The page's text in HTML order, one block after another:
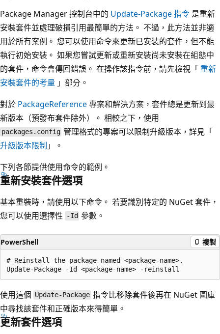
Package Manager 控制台中的 Update-Package 指令 是重新
安裝套件並處理破損引用最簡單的方法。 不過，此方法並非適
用於所有案例。 您可以使用命令來更新已安裝的套件，但不能
執行初始安裝。 如果您嘗試更新或重新安裝尚未安裝在組態中
的套件，命令會傳回錯誤。 在操作該指令前，請先檢視「 重新
安裝套件的考量 」部分。
對於 PackageReference專案和解決方案，套件總是更新到最
新版本（預發布套件除外）。 相較之下，使用
packages.config 管理格式的專案可以限制升級版本，詳見「
升級版本限制 」。
下列各節提供使用命令的範例。
重新安裝套件選項
基本重裝時，請使用以下命令。 若要識別特定的 NuGet 套件，
您可以使用選擇性
-Id 參數。
PowerShell 複製
# Reinstall the package named <package-name>.
使用這個 Update-Package 指令比移除套件後再在 NuGet 圖庫
中尋找該套件和正確版本來得簡單。
更新套件選項